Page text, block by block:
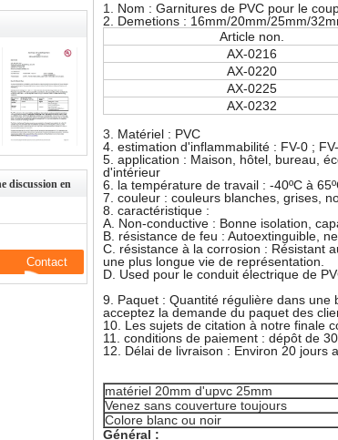
discussion en
1. Nom : Garnitures de PVC pour le
2. Demetions : 16mm/20mm/25mm/
Article non.
AX-0216
AX-0220
AX-0225
AX-0232
3. Matériel : PVC
4. estimation d'inflammabilité : FV-0 ;
5. application : Maison, hôtel, bureau,
d'intérieur
6. la température de travail : -40ºC à
7. couleur : couleurs blanches, grises,
8. caractéristique :
A. Non-conductive : Bonne isolation,
B. résistance de feu : Autoextinguible,
C. résistance à la corrosion : Résistant
une plus longue vie de représentation.
D. Used pour le conduit électrique de
9. Paquet : Quantité régulière dans
acceptez la demande du paquet des
10. Les sujets de citation à notre finale
11. conditions de paiement : dépôt de
12. Délai de livraison : Environ 20 jours
matériel 20mm d'upvc 25mm
Venez sans couverture toujours
Colore blanc ou noir
Général :